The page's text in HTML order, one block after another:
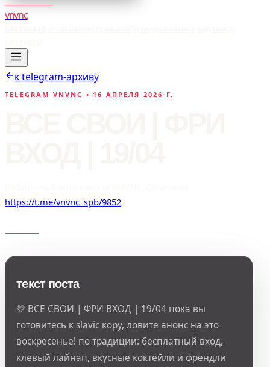
vnvnc
к telegram-архиву
TELEGRAM VNVNC • 16 АПРЕЛЯ 2026 Г.
https://t.me/vnvnc_spb/9852
текст поста
💛 ВСЕ СВОИ | ФРИ ВХОД | 19/04 пока вы
готовитесь к slavic кору, ловите анонс на это
воскресенье! по традиции: бесплатный вход,
клевый лайнап, вкусные коктейли и френдли